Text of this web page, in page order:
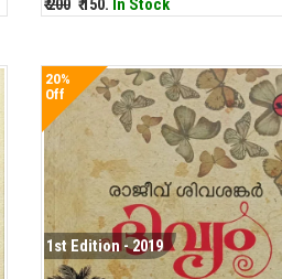
₹ 200 ₹ 150. In Stock
20%
Off
1st Edition - 2019